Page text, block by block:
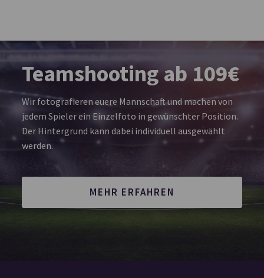
Teamshooting ab 109€
Wir fotografieren euere Mannschaft und machen von
jedem Spieler ein Einzelfoto in gewünschter Position.
Der Hintergrund kann dabei individuell ausgewählt
werden.
MEHR ERFAHREN